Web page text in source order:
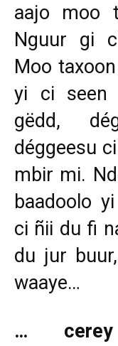
aajo moo
Nguur gi
Moo
yi ci seen
gëdd,
déggeesu
mbir mi.
baadoolo
ci ñii du fi
du jur
waaye…
… cerey